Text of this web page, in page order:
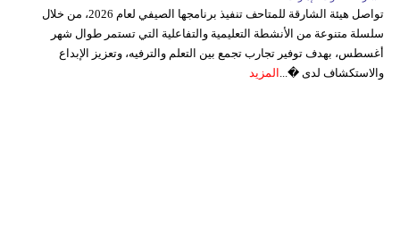
تواصل هيئة الشارقة للمتاحف تنفيذ برنامجها الصيفي لعام 2026، من خلال
سلسلة متنوعة من الأنشطة التعليمية والتفاعلية التي تستمر طوال شهر
أغسطس، بهدف توفير تجارب تجمع بين التعلم والترفيه، وتعزيز الإبداع
والاستكشاف لدى �... المزيد